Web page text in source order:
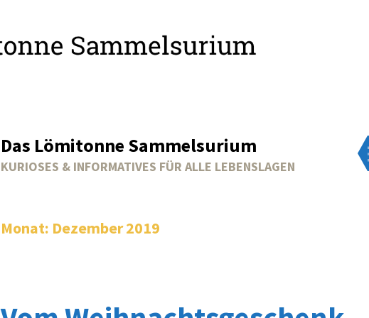
Das Lömitonne Sammelsurium
KURIOSES & INFORMATIVES FÜR ALLE LEBENSLAGEN
Monat: Dezember 2019